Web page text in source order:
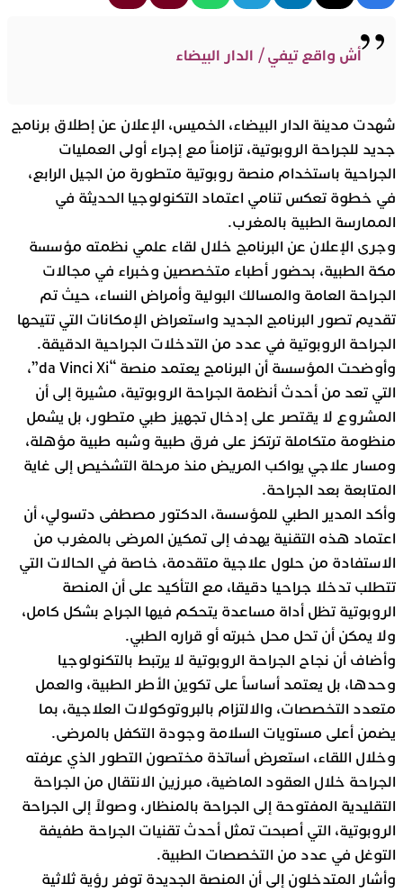
أش واقع تيفي / الدار البيضاء
شهدت مدينة الدار البيضاء، الخميس، الإعلان عن إطلاق برنامج
جديد للجراحة الروبوتية، تزامناً مع إجراء أولى العمليات
الجراحية باستخدام منصة روبوتية متطورة من الجيل الرابع،
في خطوة تعكس تنامي اعتماد التكنولوجيا الحديثة في
الممارسة الطبية بالمغرب.
وجرى الإعلان عن البرنامج خلال لقاء علمي نظمته مؤسسة
مكة الطبية، بحضور أطباء متخصصين وخبراء في مجالات
الجراحة العامة والمسالك البولية وأمراض النساء، حيث تم
تقديم تصور البرنامج الجديد واستعراض الإمكانات التي تتيحها
الجراحة الروبوتية في عدد من التدخلات الجراحية الدقيقة.
وأوضحت المؤسسة أن البرنامج يعتمد منصة “da Vinci Xi”،
التي تعد من أحدث أنظمة الجراحة الروبوتية، مشيرة إلى أن
المشروع لا يقتصر على إدخال تجهيز طبي متطور، بل يشمل
منظومة متكاملة ترتكز على فرق طبية وشبه طبية مؤهلة،
ومسار علاجي يواكب المريض منذ مرحلة التشخيص إلى غاية
المتابعة بعد الجراحة.
وأكد المدير الطبي للمؤسسة، الدكتور مصطفى دتسولي، أن
اعتماد هذه التقنية يهدف إلى تمكين المرضى بالمغرب من
الاستفادة من حلول علاجية متقدمة، خاصة في الحالات التي
تتطلب تدخلا جراحيا دقيقا، مع التأكيد على أن المنصة
الروبوتية تظل أداة مساعدة يتحكم فيها الجراح بشكل كامل،
ولا يمكن أن تحل محل خبرته أو قراره الطبي.
وأضاف أن نجاح الجراحة الروبوتية لا يرتبط بالتكنولوجيا
وحدها، بل يعتمد أساساً على تكوين الأطر الطبية، والعمل
متعدد التخصصات، والالتزام بالبروتوكولات العلاجية، بما
يضمن أعلى مستويات السلامة وجودة التكفل بالمرضى.
وخلال اللقاء، استعرض أساتذة مختصون التطور الذي عرفته
الجراحة خلال العقود الماضية، مبرزين الانتقال من الجراحة
التقليدية المفتوحة إلى الجراحة بالمنظار، وصولاً إلى الجراحة
الروبوتية، التي أصبحت تمثل أحدث تقنيات الجراحة طفيفة
التوغل في عدد من التخصصات الطبية.
وأشار المتدخلون إلى أن المنصة الجديدة توفر رؤية ثلاثية